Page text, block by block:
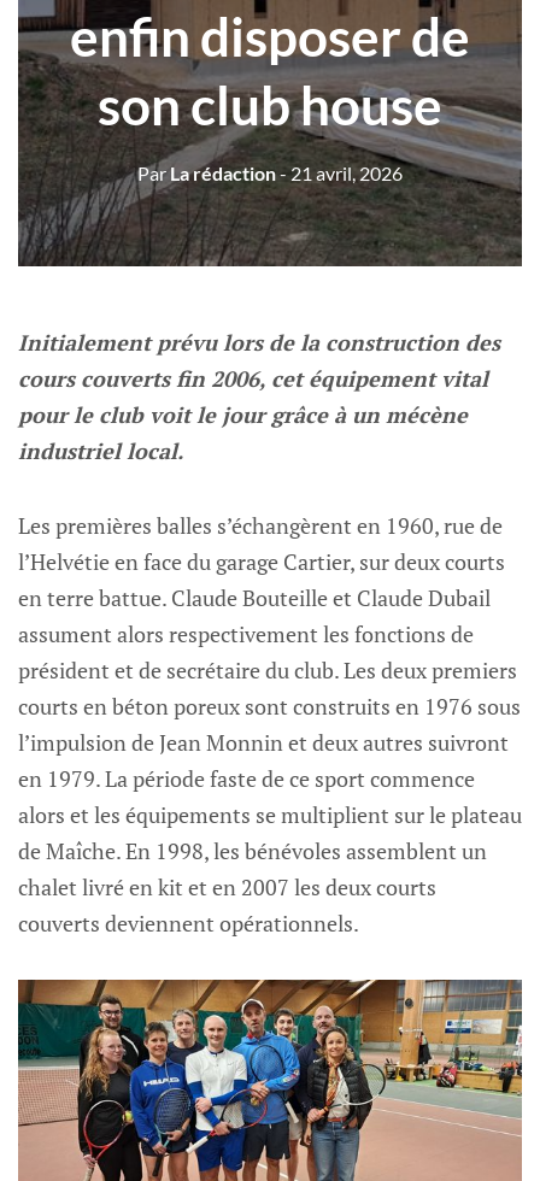
enfin disposer de
son club house
Par La rédaction- 21 avril, 2026
Initialement prévu lors de la construction des
cours couverts fin 2006, cet équipement vital
pour le club voit le jour grâce à un mécène
industriel local.
Les premières balles s’échangèrent en 1960, rue de
l’Helvétie en face du garage Cartier, sur deux courts
en terre battue. Claude Bouteille et Claude Dubail
assument alors respectivement les fonctions de
président et de secrétaire du club. Les deux premiers
courts en béton poreux sont construits en 1976 sous
l’impulsion de Jean Monnin et deux autres suivront
en 1979. La période faste de ce sport commence
alors et les équipements se multiplient sur le plateau
de Maîche. En 1998, les bénévoles assemblent un
chalet livré en kit et en 2007 les deux courts
couverts deviennent opérationnels.